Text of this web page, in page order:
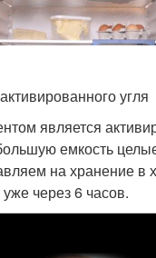
угля
является
емкость
на хранение в
через 6 часов.